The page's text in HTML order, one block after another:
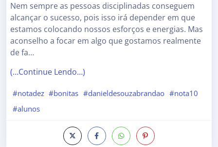
Nem sempre as pessoas disciplinadas conseguem
alcançar o sucesso, pois isso irá depender em que
estamos colocando nossos esforços e energias. Mas
aconselho a focar em algo que gostamos realmente
de fa…
(…Continue Lendo…)
#notadez #bonitas #danieldesouzabrandao #nota10
#alunos